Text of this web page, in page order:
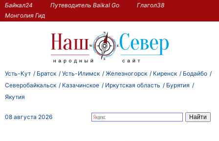
Байкал24 Путеводитель Baikal Go
Глагол38
Монголия Гид
Усть-Кут Братск Усть-Илимск Железногорск Киренск
Бодайбо
Северобайкальск
Казачинское Иркутская область
Бурятия
Якутия
08 августа 2026